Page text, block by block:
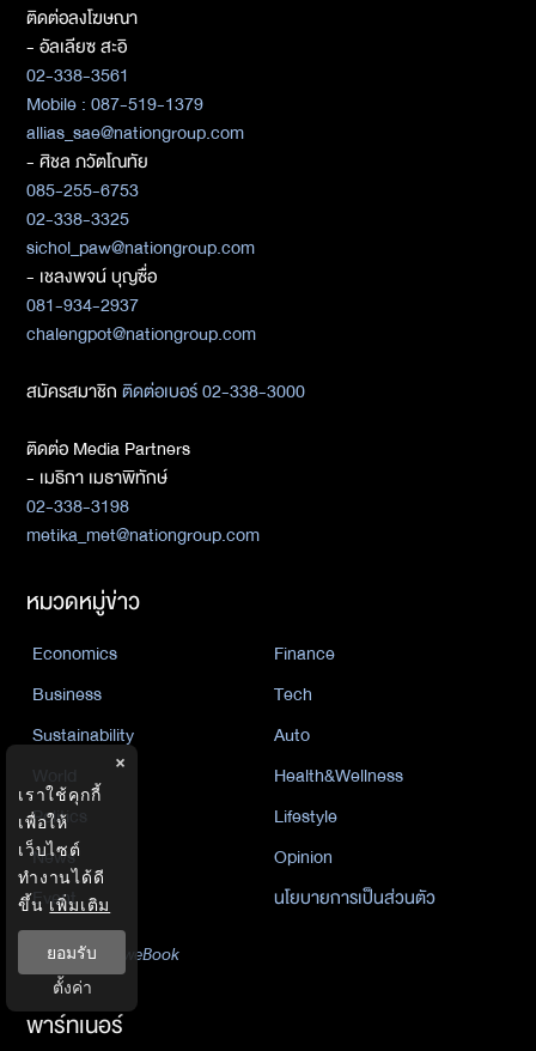
ติดต่อลงโฆษณา
- อัลเลียซ สะอิ
02-338-3561
Mobile : 087-519-1379
allias_sae@nationgroup.com
- ศิชล ภวัตโณทัย
085-255-6753
02-338-3325
sichol_paw@nationgroup.com
- เชลงพจน์ บุญซื่อ
081-934-2937
chalengpot@nationgroup.com
สมัครสมาชิกติดต่อเบอร์ 02-338-3000
ติดต่อ Media Partners
- เมธิกา เมธาพิทักษ์
02-338-3198
metika_met@nationgroup.com
หมวดหมู่ข่าว
Economics
Finance
Business
Tech
Sustainability
Auto
Health&Wellness
Politics
Lifestyle
News
Opinion
Event
นโยบายการเป็นส่วนตัว
นิยาย by KaweBook
พาร์ทเนอร์
×
เราใช้คุกกี้
เพื่อให้
เว็บไซต์
ทำงานได้ดี
ขึ้น เพิ่มเติม
ยอมรับ
ตั้งค่า